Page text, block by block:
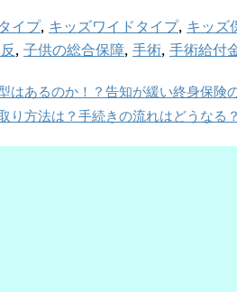
イプ, キッズワイドタイプ, キッズ
, 子供の総合保障, 手術, 手術給付
はあるのか！？告知が緩い終身保険
り方法は？手続きの流れはどうなる？